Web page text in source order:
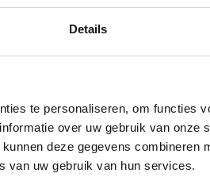
Details
te personaliseren, om functies
over uw gebruik van onze
deze gegevens combineren
van uw gebruik van hun services.
en maken we onder
deel van de
nuttigen. Daarna
€ p.p. (vanaf)
€ 90,75